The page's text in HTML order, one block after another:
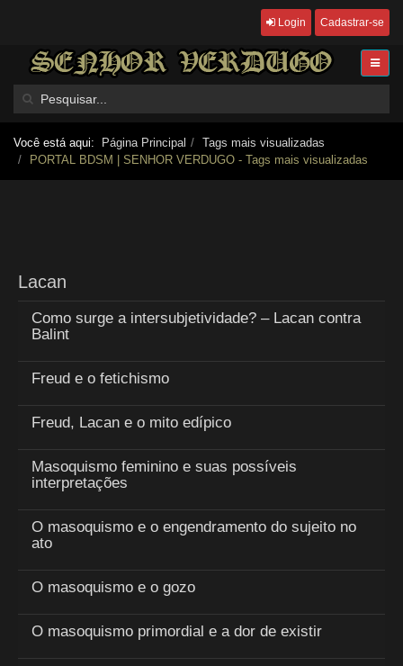
Login Cadastrar-se
Você está aqui: Página Principal
Tags mais visualizadas
PORTAL BDSM | SENHOR VERDUGO - Tags mais visualizadas
Lacan
Como surge a intersubjetividade? – Lacan contra
Balint
Freud e o fetichismo
Freud, Lacan e o mito edípico
Masoquismo feminino e suas possíveis
interpretações
O masoquismo e o engendramento do sujeito no
ato
O masoquismo e o gozo
O masoquismo primordial e a dor de existir